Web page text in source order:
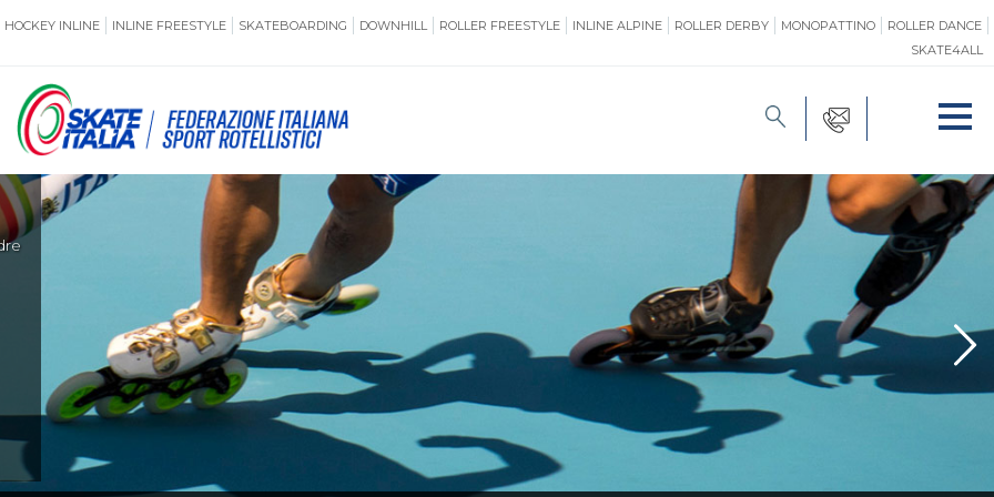
HOCKEY INLINE INLINE FREESTYLE SKATEBOARDING DOWNHILL ROLLER FREESTYLE INLINE ALPINE ROLLER DERBY MONOPATTINO
ROLLER DANCE
SKATE4ALL
FORMAZIONE
TERRITORIO PROMOZIONE
ANTIDOPING ASSICURAZIONE SAFEGUARDING